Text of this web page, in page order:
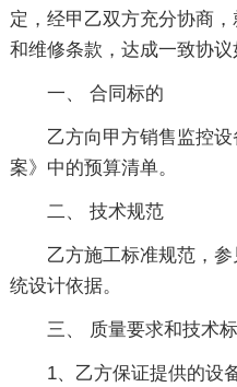
定，经甲乙双方充分协商
和维修条款，达成一致协议
一、 合同标的
乙方向甲方销售监控
案》中的预算清单。
二、 技术规范
乙方施工标准规范，
统设计依据。
三、 质量要求和技术
1、乙方保证提供的设